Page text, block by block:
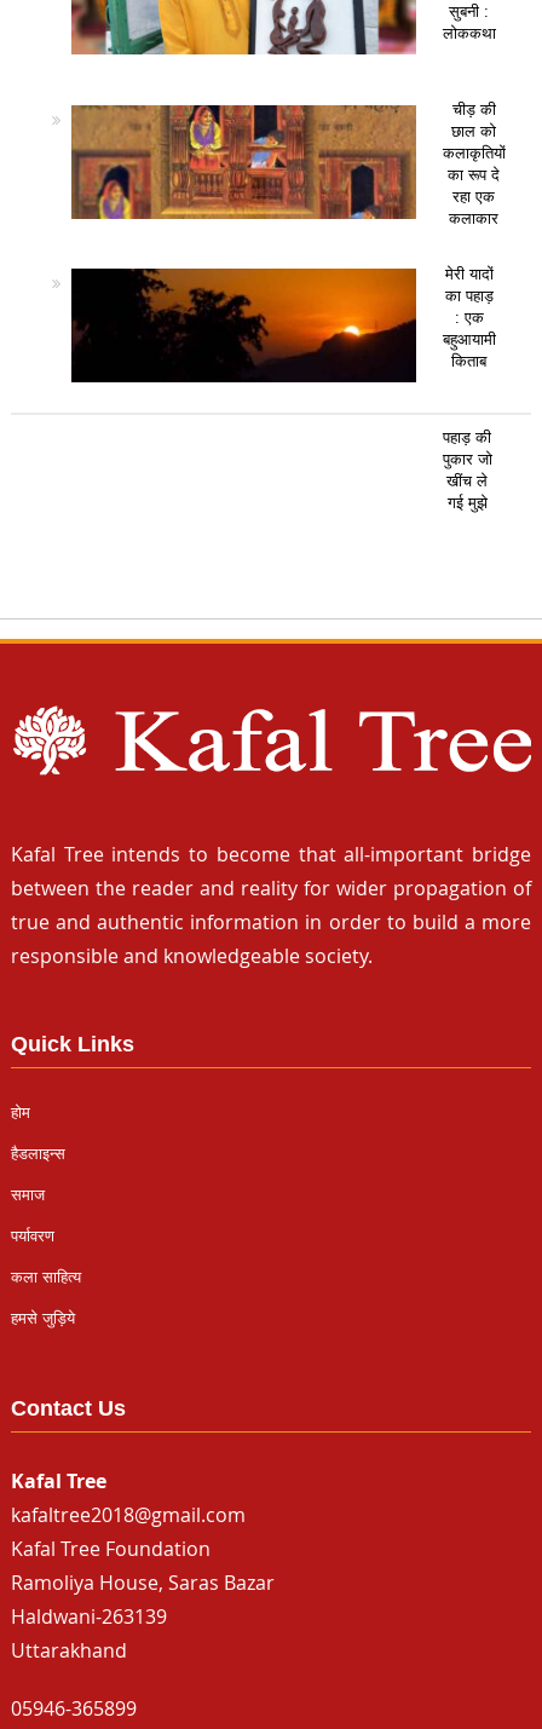
सुबनी :
लोककथा
चीड़ की
छाल को
कलाकृतियों
का रूप दे
रहा एक
कलाकार
मेरी यादों
का पहाड़
: एक
बहुआयामी
किताब
पहाड़ की
पुकार जो
खींच ले
गई मुझे
Kafal Tree intends to become that all-important bridge
between the reader and reality for wider propagation of
true and authentic information in order to build a more
responsible and knowledgeable society.
Quick Links
होम
हैडलाइन्स
समाज
पर्यावरण
कला साहित्य
हमसे जुड़िये
Contact Us
Kafal Tree
kafaltree2018@gmail.com
Kafal Tree Foundation
Ramoliya House, Saras Bazar
Haldwani-263139
Uttarakhand
05946-365899